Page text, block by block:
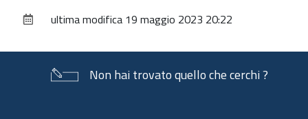
documentoultima modifica 19 maggio 2023 20:22
Non hai trovato quello che cerchi ?